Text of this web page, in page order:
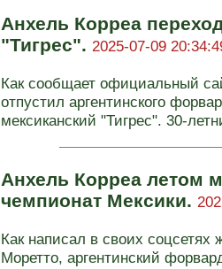
Анхель Корреа
"Тигрес". 2025-07-09
Как сообщает официальный
отпустил аргентинского
мексиканский "Тигрес". 30-
Анхель Корреа летом
чемпионат Мексики.
Как написал в своих соцсетях
Моретто, аргентинский